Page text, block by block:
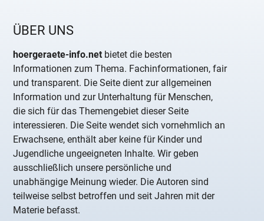
ÜBER UNS
hoergeraete-info.net bietet die besten
Informationen zum Thema. Fachinformationen, fair
und transparent. Die Seite dient zur allgemeinen
Information und zur Unterhaltung für Menschen,
die sich für das Themengebiet dieser Seite
interessieren. Die Seite wendet sich vornehmlich an
Erwachsene, enthält aber keine für Kinder und
Jugendliche ungeeigneten Inhalte. Wir geben
ausschließlich unsere persönliche und
unabhängige Meinung wieder. Die Autoren sind
teilweise selbst betroffen und seit Jahren mit der
Materie befasst.